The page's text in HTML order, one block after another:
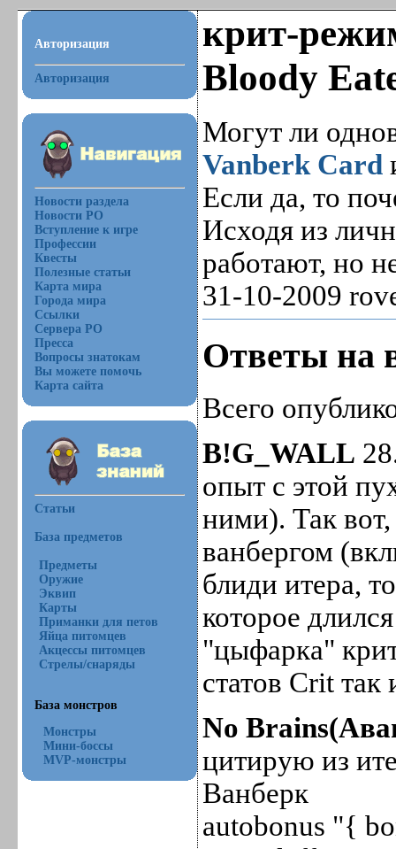
Авторизация
Авторизация
Новости раздела
Новости РО
Вступление к игре
Профессии
Квесты
Полезные статьи
Карта мира
Города мира
Ссылки
Сервера РО
Пресса
Вопросы знатокам
Вы можете помочь
Карта сайта
Статьи
База предметов
Предметы
Оружие
Эквип
Карты
Приманки для петов
Яйца питомцев
Акцессы питомцев
Стрелы/снаряды
База монстров
Монстры
Мини-боссы
MVP-монстры
крит-
Bloody
Могут ли
Vanberk Card
Если да, то
Исходя из
работают, но
31-10-2009
Ответы на
Всего
B!G_WALL
опыт с этой
ними). Так
ванбергом
блиди итера,
которое
"цыфарка"
статов Crit
No
цитирую из
Ванберк
autobonus "{